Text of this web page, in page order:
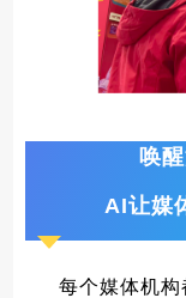
唤
AI让媒
每个媒体机